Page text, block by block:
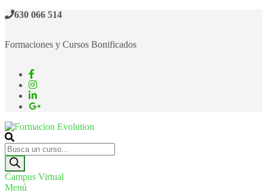
630 066 514
Formaciones y Cursos Bonificados
Formacion Evolution
Cursos de formación continua
Campus Virtual
Menú